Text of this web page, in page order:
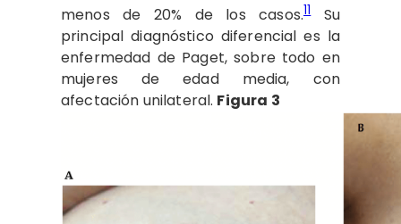
menos de 20% de los casos.11Su
principal diagnóstico diferencial es la
enfermedad de Paget, sobre todo en
mujeres de edad media, con
afectación unilateral. Figura 3